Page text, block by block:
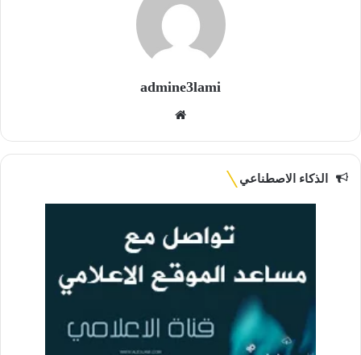
admine3lami
الذكاء الاصطناعي